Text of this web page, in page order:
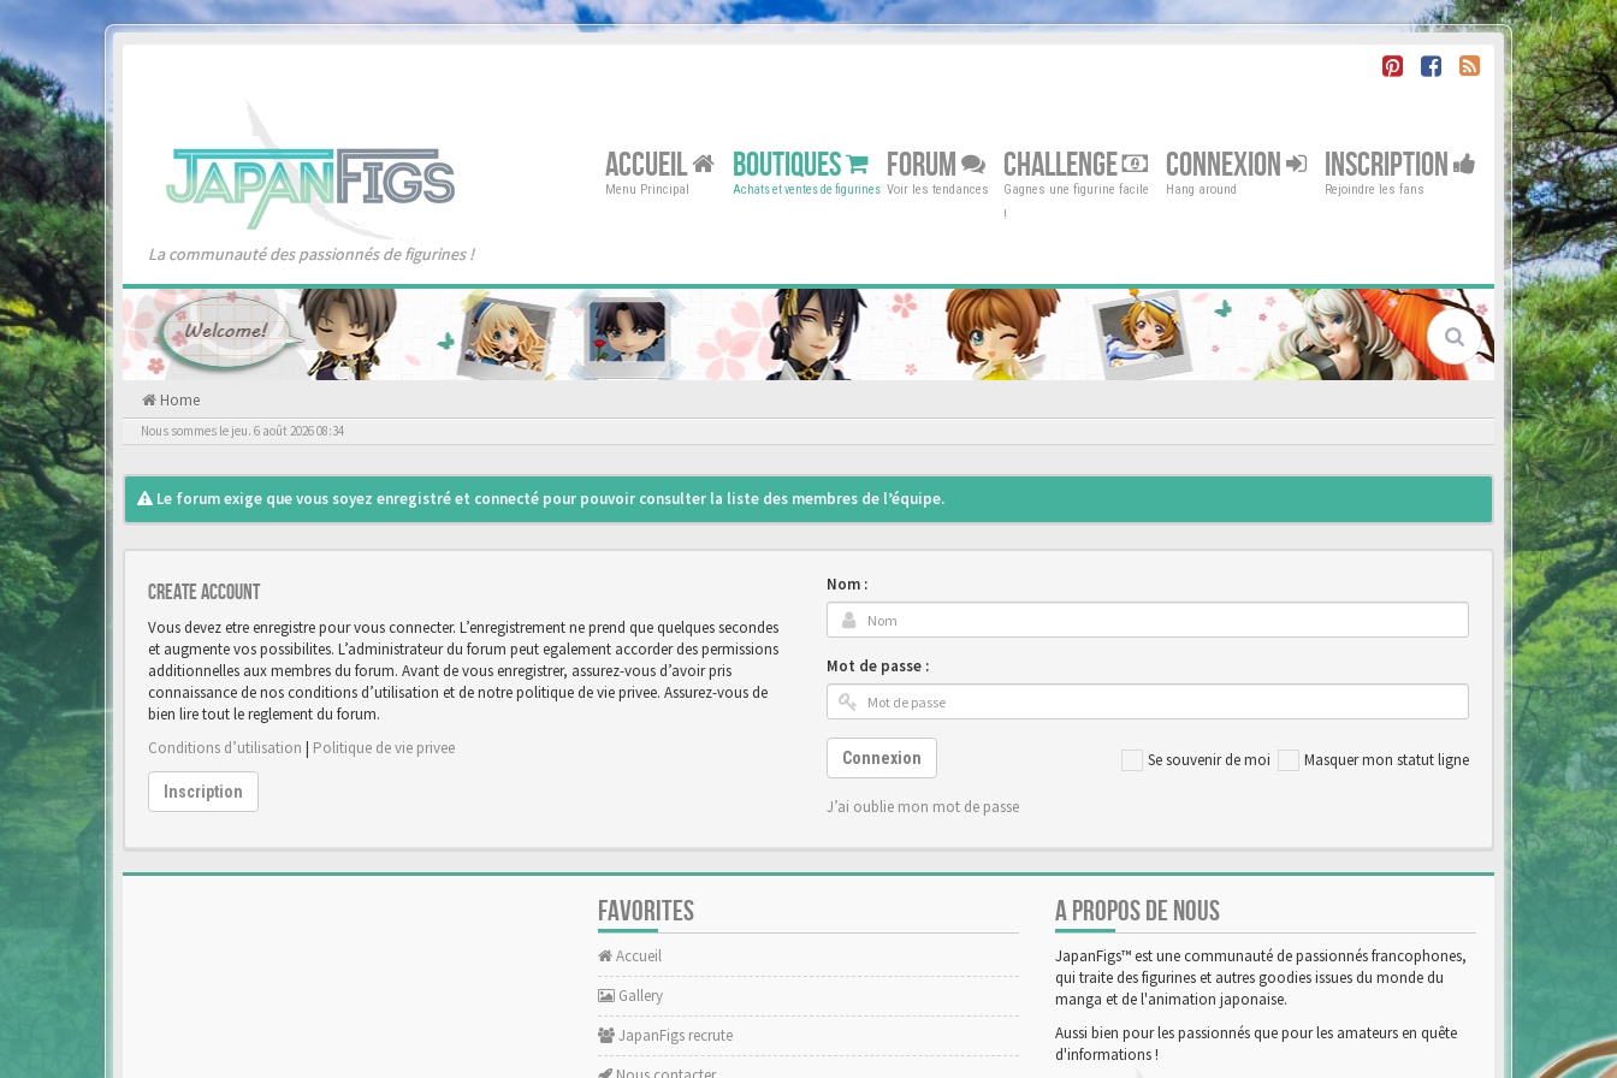
La communauté des passionnés de figurines !
ACCUEIL
Menu Principal
BOUTIQUES
Achats et ventes de figurines
FORUM
Voir les tendances
CHALLENGE
Gagnes une figurine facile
!
CONNEXION
Hang around
INSCRIPTION
Rejoindre les fans
Home
Nous sommes le jeu. 6 août 2026 08:34
Le forum exige que vous soyez enregistré et connecté pour pouvoir consulter la liste des membres de l’équipe.
Create account
Vous devez etre enregistre pour vous connecter. L’enregistrement ne prend que quelques secondes
et augmente vos possibilites. L’administrateur du forum peut egalement accorder des permissions
additionnelles aux membres du forum. Avant de vous enregistrer, assurez-vous d’avoir pris
connaissance de nos conditions d’utilisation et de notre politique de vie privee. Assurez-vous de
bien lire tout le reglement du forum.
Conditions d’utilisation | Politique de vie privee
Inscription
Nom :
Mot de passe :
Se souvenir de moi Masquer mon statut ligne
Connexion
J’ai oublie mon mot de passe
FAVORITES
Accueil
Gallery
JapanFigs recrute
A PROPOS DE NOUS
JapanFigs™ est une communauté de passionnés francophones,
qui traite des figurines et autres goodies issues du monde du
manga et de l'animation japonaise.
Aussi bien pour les passionnés que pour les amateurs en quête
d'informations !